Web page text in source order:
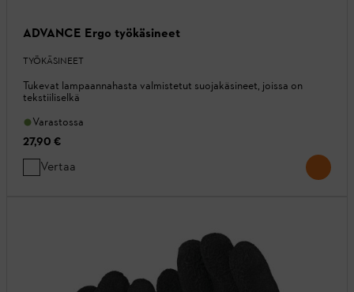
ADVANCE Ergo työkäsineet
TYÖKÄSINEET
Tukevat lampaannahasta valmistetut suojakäsineet, joissa on
tekstiiliselkä
Varastossa
27,90 €
Vertaa